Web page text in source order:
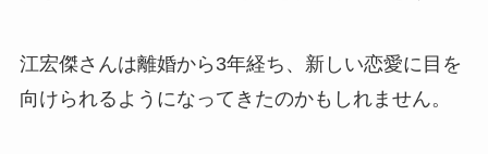
江宏傑さんは離婚から3年経ち、新しい恋愛に目を
向けられるようになってきたのかもしれません。